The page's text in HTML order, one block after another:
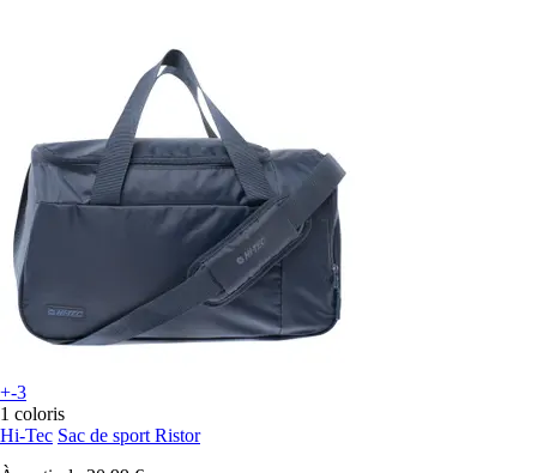
+-3
1 coloris
Hi-Tec Sac de sport Ristor